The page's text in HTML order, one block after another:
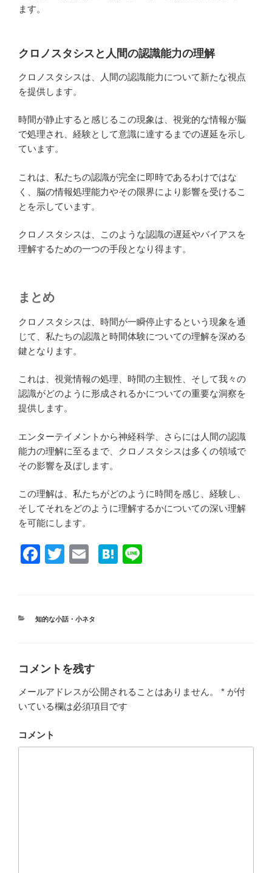
ます。
クロノスタシスと人間の認識能力の理解
クロノスタシスは、人間の認識能力について新たな視点
を提供します。
時間が静止すると感じるこの現象は、視覚的な情報が脳
で処理され、経験として意識に達するまでの遅延を示し
ています。
これは、私たちの認識が完全に即時であるわけではな
く、脳の情報処理能力やその限界により影響を受けるこ
とを示しています。
クロノスタシスは、このような認識の遅延やバイアスを
理解するための一つの手段となり得ます。
まとめ
クロノスタシスは、時間が一瞬停止するという現象を通
じて、私たちの認識と時間体験についての理解を深める
鍵となります。
これは、視覚情報の処理、時間の主観性、そして我々の
認識がどのように形成されるかについての重要な洞察を
提供します。
エンターテイメントから神経科学、さらには人間の認識
能力の理解に至るまで、クロノスタシスは多くの領域で
その影響を及ぼします。
この理解は、私たちがどのように時間を感じ、経験し、
そしてそれをどのように理解するかについての深い理解
を可能にします。
F
e
o
k
T
er
E
H
カ
知的な小話・小ネタ
コメントを残す
メールアドレスが公開されることはありません。 * が付
いている欄は必須項目です
コメント